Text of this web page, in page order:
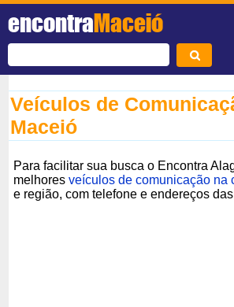
encontraMaceió
Veículos de
Maceió
Para facilitar sua busca o Encontra
melhoresveículos de comunicação na
e região, com telefone e endereços